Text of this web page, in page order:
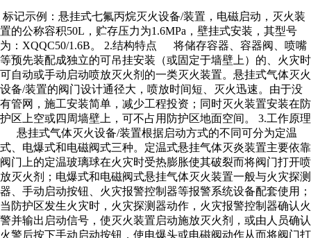
标记示例：悬挂式七氟丙烷灭火设备/装置，电磁启动，灭火装
置的公称容积50L，贮存压力为1.6MPa，壁挂式安装，其型号
为：XQQC50/1.6B。 2.结构特点 将储存容器、容器阀、喷嘴
等预先装配成独立的可吊挂安装（或固定于墙壁上）的、火灾时
可自动或手动启动喷放灭火剂的一类灭火装置。悬挂式气体灭火
设备/装置的阀门设计通径大，喷放时间短、灭火迅速。由于没
有管网，施工安装简单，减少工程投资；同时灭火装置安装在防
护区上空或四周墙壁上，可不占用防护区地面空间。 3.工作原理
悬挂式气体灭火设备/装置根据启动方式的不同可分为定温
式、电爆式和电磁阀式三种。定温式悬挂气体灭炎装置主要依靠
阀门上的定温玻璃球在火灾时受热膨胀使其破裂而将阀门打开喷
放灭火剂；电爆式和电磁阀式悬挂气体灭火装置一般与火灾探测
器、手动启动按钮、火灾报警控制器等报警系统设备配套使用；
当防护区发生火灾时，火灾探测器动作，火灾报警控制器确认火
警并输出启动信号，使灭火装置启动施放灭火剂，或由人员确认
火警后按下手动启动按钮，使电爆头或电磁阀动作从而将阀门打